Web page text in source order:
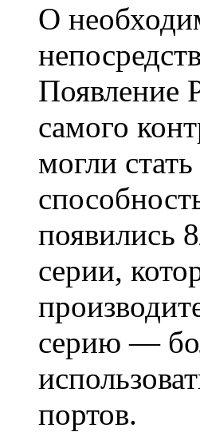
О
Появление
самого
могли
появились
серии,
серию —
портов.